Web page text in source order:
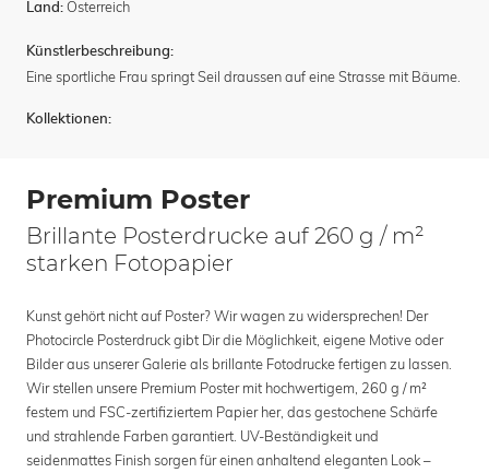
Land: Österreich
Künstlerbeschreibung:
Eine sportliche Frau springt Seil draussen auf eine Strasse mit Bäume.
Kollektionen:
Premium Poster
Brillante Posterdrucke auf 260 g / m²
starken Fotopapier
Kunst gehört nicht auf Poster? Wir wagen zu widersprechen! Der
Photocircle Posterdruck gibt Dir die Möglichkeit, eigene Motive oder
Bilder aus unserer Galerie als brillante Fotodrucke fertigen zu lassen.
Wir stellen unsere Premium Poster mit hochwertigem, 260 g / m²
festem und FSC-zertifiziertem Papier her, das gestochene Schärfe
und strahlende Farben garantiert. UV-Beständigkeit und
seidenmattes Finish sorgen für einen anhaltend eleganten Look –